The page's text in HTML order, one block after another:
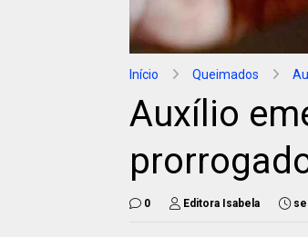
Início Queimados
Auxílio
0 Editora Isabela